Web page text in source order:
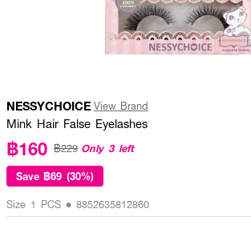
NESSYCHOICE View Brand
Mink Hair False Eyelashes
฿160 ฿229 Only 3 left
Save ฿69 (30%)
Size 1 PCS • 8852635812860